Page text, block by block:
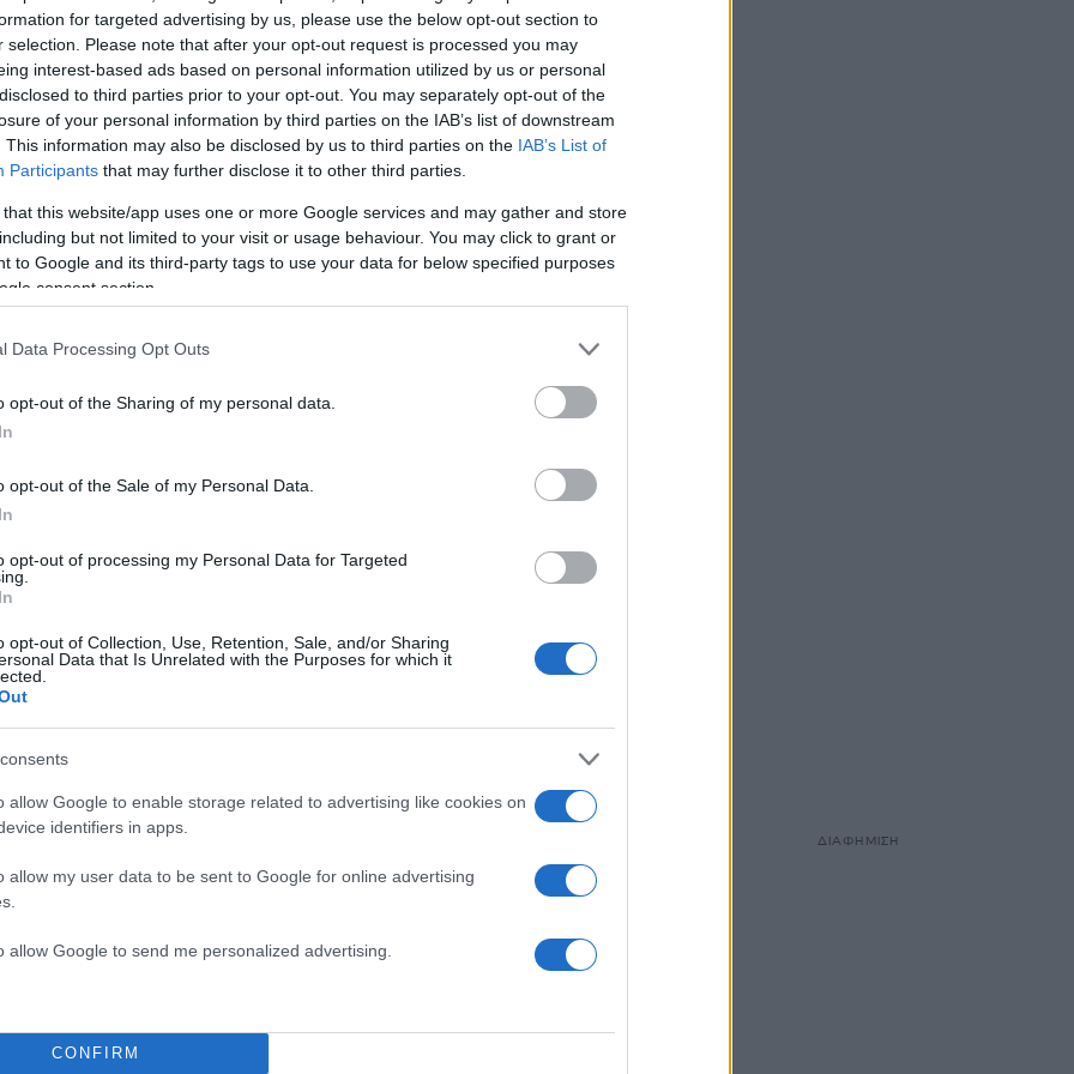
for targeted advertising by us, please use the below opt-out section to
selection. Please note that after your opt-out request is processed you may
interest-based ads based on personal information utilized by us or personal
to third parties prior to your opt-out. You may separately opt-out of the
of your personal information by third parties on the IAB’s list of downstream
This information may also be disclosed by us to third parties on the IAB’s List of
Participants that may further disclose it to other third parties.
that this website/app uses one or more Google services and may gather and store
but not limited to your visit or usage behaviour. You may click to grant or
to Google and its third-party tags to use your data for below specified purposes
consent section.
Data Processing Opt Outs
opt-out of the Sharing of my personal data.
opt-out of the Sale of my Personal Data.
opt-out of processing my Personal Data for Targeted
opt-out of Collection, Use, Retention, Sale, and/or Sharing
Data that Is Unrelated with the Purposes for which it
allow Google to enable storage related to advertising like cookies on
identifiers in apps.
allow my user data to be sent to Google for online advertising
allow Google to send me personalized advertising.
CONFIRM
ΔΙΑΦΗΜΙΣΗ
έναν ανήλικο που πιστεύουν ότι ήταν υπεύθυνος για
Πιστεύουμε ότι ο δράστης είναι μαθητής του
της αστυνομίας της πρωτεύουσας του Ουισκόνσιν,
επικρατεί πανικός. Η αστυνομία ερευνά την
ΔΙΑΦΗΜΙΣΗ